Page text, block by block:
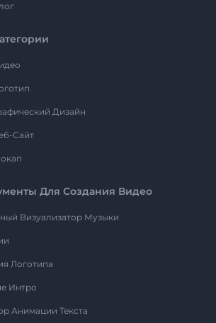
Дизайн
Сайт
Для Создания Видео
Визуализатор Музыки
Логотипа
Интро
Анимации Текста